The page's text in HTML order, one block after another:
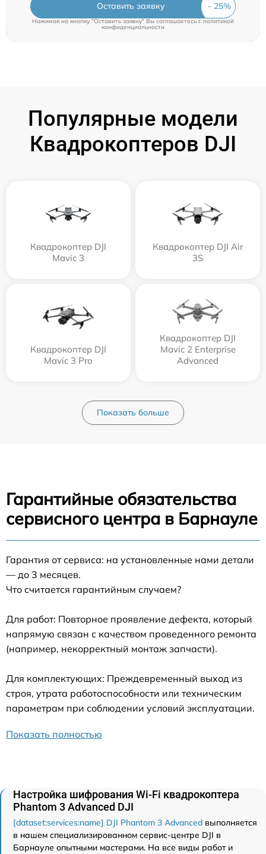
Оставить заявку
Нажимая на кнопку "Оставить заявку" Вы соглашаетесь c политикой
конфиденциальности
Популярные модели
Квадрокоптеров DJI
Квадрокоптер DJI
Mavic 3
Квадрокоптер DJI Air
3S
Квадрокоптер DJI
Mavic 3 Pro
Квадрокоптер DJI
Mavic 2 Enterprise
Advanced
Показать больше
Гарантийные обязательства
сервисного центра в Барнауле
Гарантия от сервиса: на установленные нами детали
— до 3 месяцев.
Что считается гарантийным случаем?
Для работ: Повторное проявление дефекта, который
напрямую связан с качеством проведенного ремонта
(например, некорректный монтаж запчасти).
Для комплектующих: Преждевременный выход из
строя, утрата работоспособности или техническим
параметрам при соблюдении условий эксплуатации.
Показать полностью
Настройка шифрования Wi-Fi квадрокоптера
Phantom 3 Advanced DJI
[dataset:services:name] DJI Phantom 3 Advanced выполняется
в нашем специализированном сервис-центре DJI в
Барнауле опытными мастерами. На все виды работ и